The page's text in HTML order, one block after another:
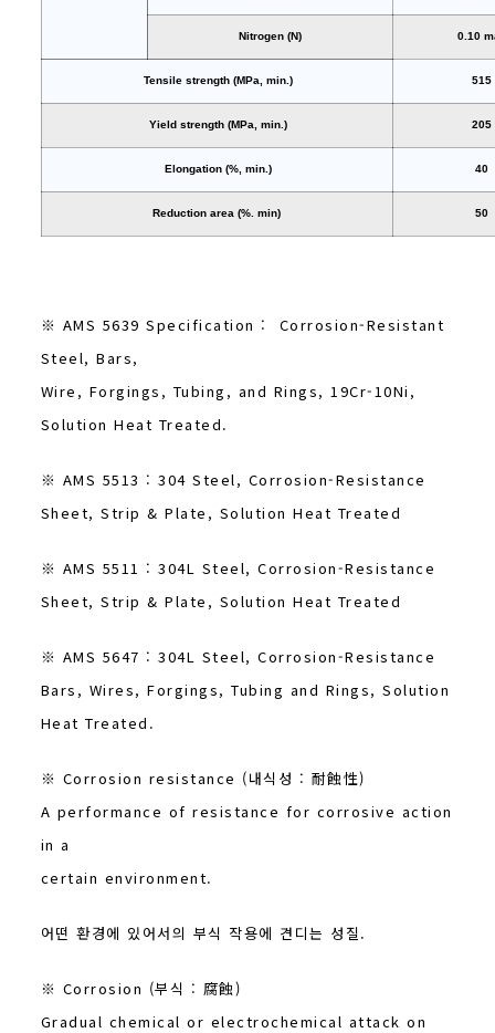
Nitrogen (N) 0.10
Tensile strength (MPa, min.) 515
Yield strength (MPa, min.) 205
Elongation (%, min.) 40
Reduction area (%. min) 50
※ AMS 5639 Specification : Corrosion-Resistant
Steel, Bars,
Wire, Forgings, Tubing, and Rings, 19Cr-10Ni,
Solution Heat Treated.
※ AMS 5513 : 304 Steel, Corrosion-Resistance
Sheet, Strip & Plate, Solution Heat Treated
※ AMS 5511 : 304L Steel, Corrosion-Resistance
Sheet, Strip & Plate, Solution Heat Treated
※ AMS 5647 : 304L Steel, Corrosion-Resistance
Bars, Wires, Forgings, Tubing and Rings, Solution
Heat Treated.
※ Corrosion resistance (내식성 : 耐蝕性)
A performance of resistance for corrosive action
in a
certain environment.
어떤 환경에 있어서의 부식 작용에 견디는 성질.
※ Corrosion (부식 : 腐蝕)
Gradual chemical or electrochemical attack on